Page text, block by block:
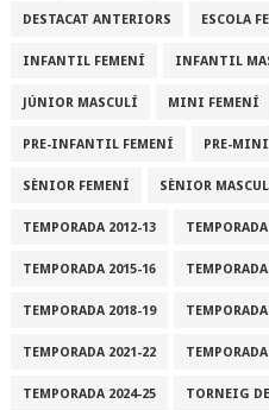
DESTACAT ANTERIORS ESCOLA
INFANTIL FEMENÍ INFANTIL
JÚNIOR MASCULÍ MINI FEMENÍ
PRE-INFANTIL FEMENÍ PRE-
SÈNIOR FEMENÍ SÈNIOR
TEMPORADA 2012-13
TEMPORADA 2015-16
TEMPORADA 2018-19
TEMPORADA 2021-22
TEMPORADA 2024-25 TORNEIG